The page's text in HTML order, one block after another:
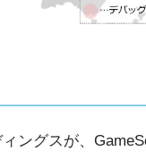
ングスが、